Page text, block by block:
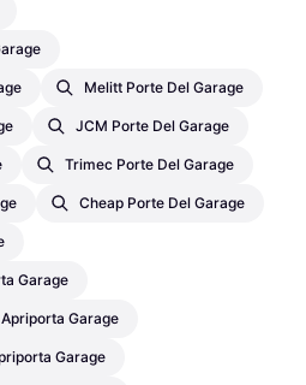
Melitt Porte Del Garage
JCM Porte Del Garage
Trimec Porte Del Garage
Cheap Porte Del Garage
Garage
Garage
Garage